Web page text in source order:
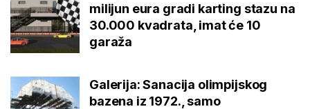
milijun eura gradi karting stazu na
30.000 kvadrata, imat će 10
garaža
Galerija: Sanacija olimpijskog
bazena iz 1972., samo